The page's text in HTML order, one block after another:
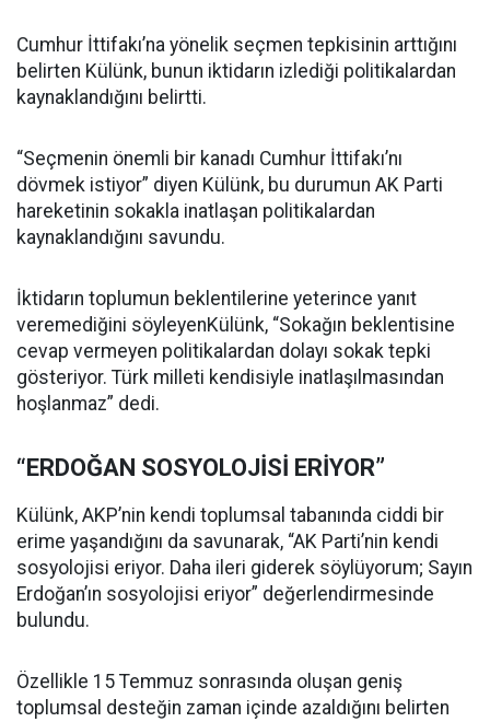
Cumhur İttifakı’na yönelik seçmen tepkisinin arttığını
belirten Külünk, bunun iktidarın izlediği politikalardan
kaynaklandığını belirtti.
“Seçmenin önemli bir kanadı Cumhur İttifakı’nı
dövmek istiyor” diyen Külünk, bu durumun AK Parti
hareketinin sokakla inatlaşan politikalardan
kaynaklandığını savundu.
İktidarın toplumun beklentilerine yeterince yanıt
veremediğini söyleyenKülünk, “Sokağın beklentisine
cevap vermeyen politikalardan dolayı sokak tepki
gösteriyor. Türk milleti kendisiyle inatlaşılmasından
hoşlanmaz” dedi.
“ERDOĞAN SOSYOLOJİSİ ERİYOR”
Külünk, AKP’nin kendi toplumsal tabanında ciddi bir
erime yaşandığını da savunarak, “AK Parti’nin kendi
sosyolojisi eriyor. Daha ileri giderek söylüyorum; Sayın
Erdoğan’ın sosyolojisi eriyor” değerlendirmesinde
bulundu.
Özellikle 15 Temmuz sonrasında oluşan geniş
toplumsal desteğin zaman içinde azaldığını belirten